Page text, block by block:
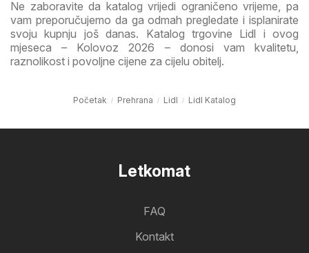
Ne zaboravite da katalog vrijedi ograničeno vrijeme, pa
vam preporučujemo da ga odmah pregledate i isplanirate
svoju kupnju još danas. Katalog trgovine Lidl i ovog
mjeseca – Kolovoz 2026 – donosi vam kvalitetu,
raznolikost i povoljne cijene za cijelu obitelj.
Početak Prehrana Lidl Lidl Katalog
Letkomat
FAQ
Kontakt